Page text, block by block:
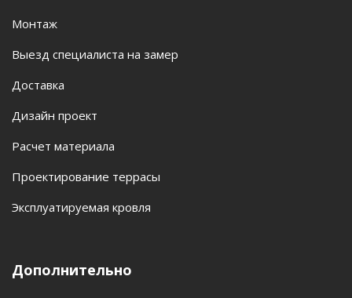
Монтаж
Выезд специалиста на замер
Доставка
Дизайн проект
Расчет материала
Проектирование террасы
Эксплуатируемая кровля
Дополнительно